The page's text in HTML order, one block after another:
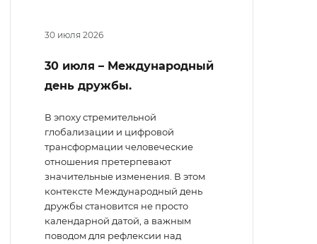
30 июля 2026
30 июля – Международный
день дружбы.
В эпоху стремительной
глобализации и цифровой
трансформации человеческие
отношения претерпевают
значительные изменения. В этом
контексте Международный день
дружбы становится не просто
календарной датой, а важным
поводом для рефлексии над